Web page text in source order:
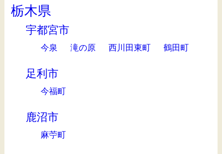
栃木県
宇都宮市
今泉 滝の原 西川田東町 鶴田町
足利市
今福町
鹿沼市
麻苧町